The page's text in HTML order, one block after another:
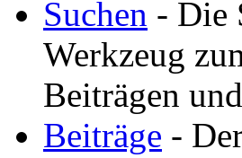
Suchen - Die
Werkzeug
Beiträgen
Beiträge -